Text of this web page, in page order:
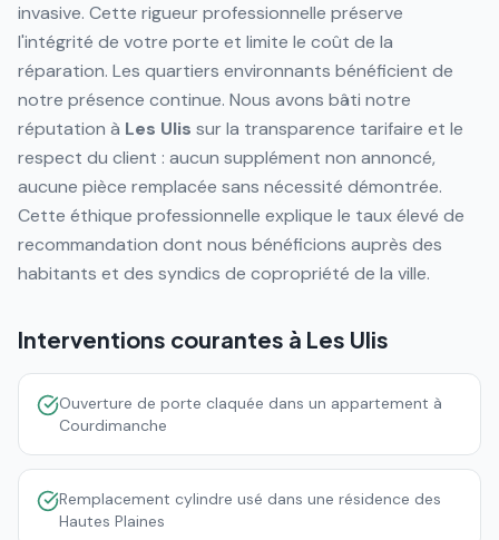
invasive. Cette rigueur professionnelle préserve
l'intégrité de votre porte et limite le coût de la
réparation. Les quartiers environnants bénéficient de
notre présence continue. Nous avons bâti notre
réputation à Les Ulis sur la transparence tarifaire et le
respect du client : aucun supplément non annoncé,
aucune pièce remplacée sans nécessité démontrée.
Cette éthique professionnelle explique le taux élevé de
recommandation dont nous bénéficions auprès des
habitants et des syndics de copropriété de la ville.
Interventions courantes à Les Ulis
Ouverture de porte claquée dans un appartement à
Courdimanche
Remplacement cylindre usé dans une résidence des
Hautes Plaines